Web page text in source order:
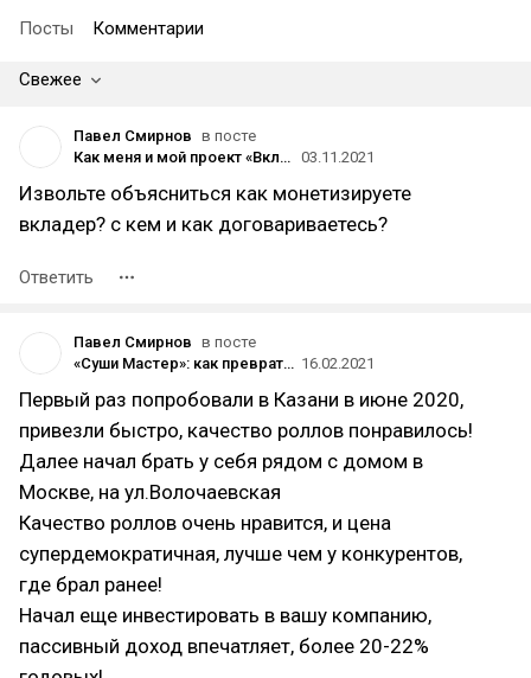
Посты Комментарии
Свежее
Павел Смирнов в посте
Как меня и мой проект «Вкладер» оболгали на Ленте.ру 03.11.2021
Извольте объясниться как монетизируете
вкладер? с кем и как договариваетесь?
Ответить
Павел Смирнов в посте
«Суши Мастер»: как превратить сервис доставки еды в цифровую платформу 16.02.2021
Первый раз попробовали в Казани в июне 2020,
привезли быстро, качество роллов понравилось!
Далее начал брать у себя рядом с домом в
Москве, на ул.Волочаевская
Качество роллов очень нравится, и цена
супердемократичная, лучше чем у конкурентов,
где брал ранее!
Начал еще инвестировать в вашу компанию,
пассивный доход впечатляет, более 20-22%